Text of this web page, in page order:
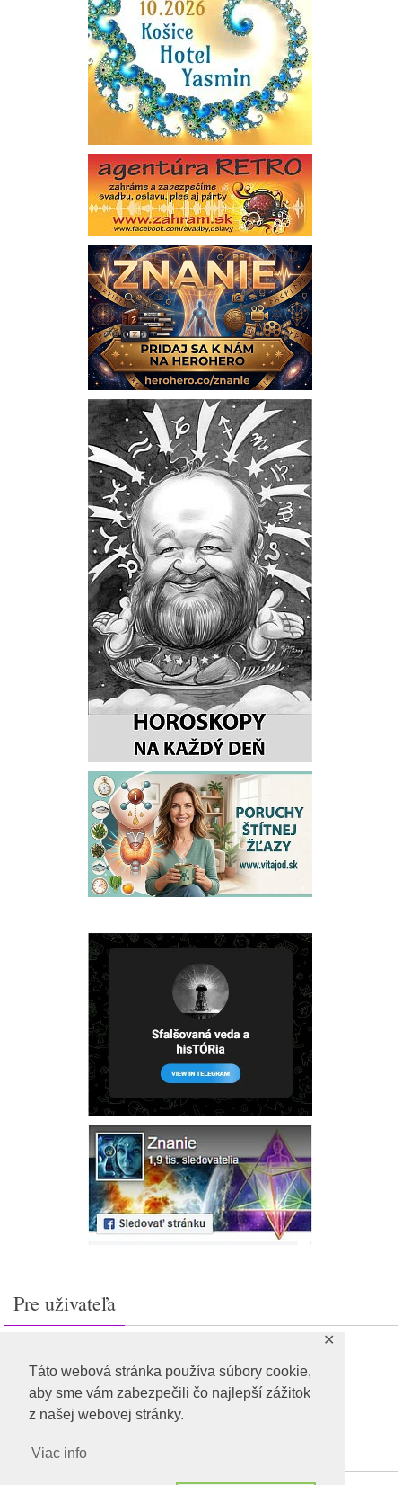
Táto webová stránka používa súbory cookie,
aby sme vám zabezpečili čo najlepší zážitok
z našej webovej stránky.
Viac info
✕
Pre uživateľa
Feed záznamov
RSS feed komentárov
WordPress.org